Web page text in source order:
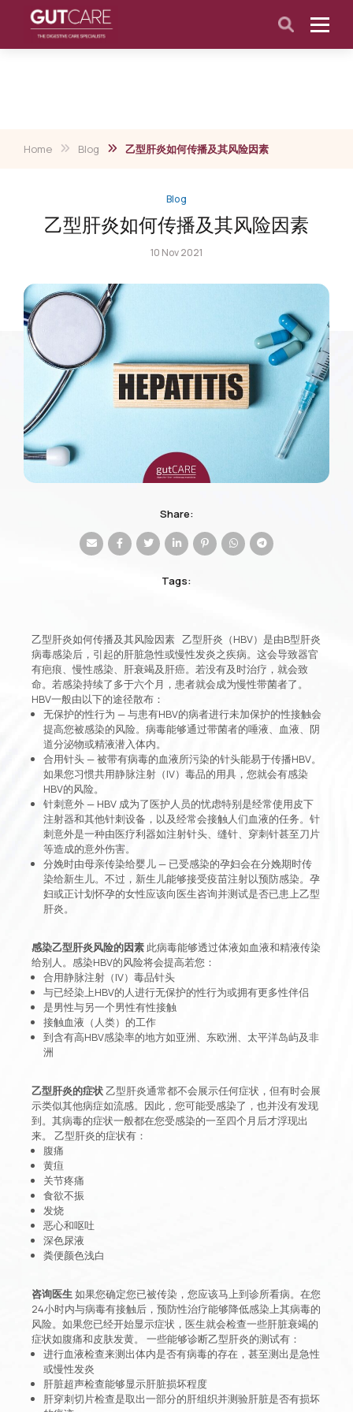
Home Blog 乙型肝炎如何传播及其风险因素
Blog
乙型肝炎如何传播及其风险因素
10 Nov 2021
Share:
Tags:
乙型肝炎如何传播及其风险因素 乙型肝炎（HBV）是由B型肝炎
病毒感染后，引起的肝脏急性或慢性发炎之疾病。这会导致器官
有疤痕、慢性感染、肝衰竭及肝癌。若没有及时治疗，就会致
命。若感染持续了多于六个月，患者就会成为慢性带菌者了。
HBV一般由以下的途径散布：
无保护的性行为 — 与患有HBV的病者进行未加保护的性接触会
提高您被感染的风险。病毒能够通过带菌者的唾液、血液、阴
道分泌物或精液潜入体内。
合用针头 — 被带有病毒的血液所污染的针头能易于传播HBV。
如果您习惯共用静脉注射（IV）毒品的用具，您就会有感染
HBV的风险。
针刺意外 — HBV 成为了医护人员的忧虑特别是经常使用皮下
注射器和其他针刺设备，以及经常会接触人们血液的任务。针
刺意外是一种由医疗利器如注射针头、缝针、穿刺针甚至刀片
等造成的意外伤害。
分娩时由母亲传染给婴儿 — 已受感染的孕妇会在分娩期时传
染给新生儿。不过，新生儿能够接受疫苗注射以预防感染。孕
妇或正计划怀孕的女性应该向医生咨询并测试是否已患上乙型
肝炎。
感染乙型肝炎风险的因素 此病毒能够透过体液如血液和精液传染
给别人。感染HBV的风险将会提高若您：
合用静脉注射（IV）毒品针头
与已经染上HBV的人进行无保护的性行为或拥有更多性伴侣
是男性与另一个男性有性接触
接触血液（人类）的工作
到含有高HBV感染率的地方如亚洲、东欧洲、太平洋岛屿及非
洲
乙型肝炎的症状乙型肝炎通常都不会展示任何症状，但有时会展
示类似其他病症如流感。因此，您可能受感染了，也并没有发现
到。其病毒的症状一般都在您受感染的一至四个月后才浮现出
来。 乙型肝炎的症状有：
腹痛
黄疸
关节疼痛
食欲不振
发烧
恶心和呕吐
深色尿液
粪便颜色浅白
咨询医生如果您确定您已被传染，您应该马上到诊所看病。在您
24小时内与病毒有接触后，预防性治疗能够降低感染上其病毒的
风险。如果您已经开始显示症状，医生就会检查一些肝脏衰竭的
症状如腹痛和皮肤发黄。 一些能够诊断乙型肝炎的测试有：
进行血液检查来测出体内是否有病毒的存在，甚至测出是急性
或慢性发炎
肝脏超声检查能够显示肝脏损坏程度
肝穿刺切片检查是取出一部分的肝组织并测验肝脏是否有损坏